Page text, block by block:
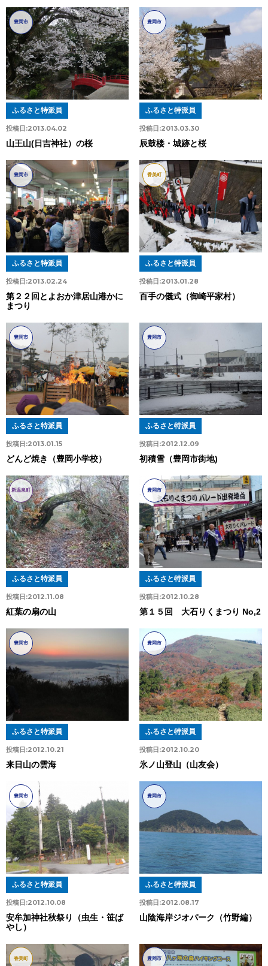
豊岡市
投稿日:2013.04.02
ふるさと特派員
山王山(日吉神社）の桜
豊岡市
投稿日:2013.03.30
ふるさと特派員
辰鼓楼・城跡と桜
豊岡市
投稿日:2013.02.24
ふるさと特派員
第２２回とよおか津居山港かに
まつり
香美町
投稿日:2013.01.28
ふるさと特派員
百手の儀式（御崎平家村）
豊岡市
投稿日:2013.01.15
ふるさと特派員
どんど焼き（豊岡小学校）
豊岡市
投稿日:2012.12.09
ふるさと特派員
初積雪（豊岡市街地)
新温泉町
投稿日:2012.11.08
ふるさと特派員
紅葉の扇の山
豊岡市
投稿日:2012.10.28
ふるさと特派員
第１５回 大石りくまつり No,2
豊岡市
投稿日:2012.10.21
ふるさと特派員
来日山の雲海
豊岡市
投稿日:2012.10.20
ふるさと特派員
氷ノ山登山（山友会）
豊岡市
投稿日:2012.10.08
ふるさと特派員
安牟加神社秋祭り（虫生・笹ば
やし）
豊岡市
投稿日:2012.08.17
ふるさと特派員
山陰海岸ジオパーク（竹野編）
香美町 豊岡市